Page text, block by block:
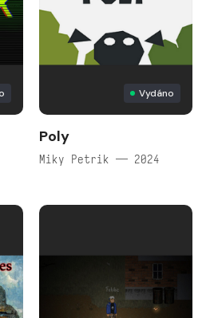
Vydáno
Poly
Miky Petrik — 2024